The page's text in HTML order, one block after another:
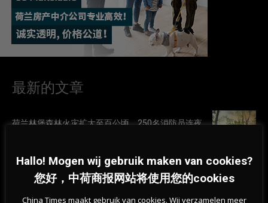
最新的文章
荷兰林堡森林火灾扩大至百公顷，250名消防员连夜
荷兰天然泳区水质恶化，超百处游泳地点发布健康
Hallo! Mogen wij gebruik maken van cookies?
您好，中荷商报网站将使用您的cookies
China Times maakt gebruik van cookies. Wij verzamelen meer